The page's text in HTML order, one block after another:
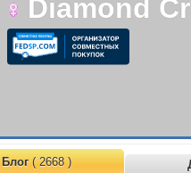
Diamond
Блог( 2668 )